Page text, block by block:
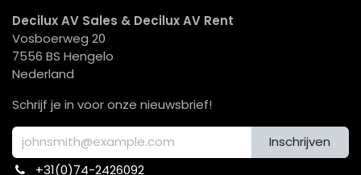
Decilux AV Sales & Decilux AV Rent
Vosboerweg 20
7556 BS Hengelo
Nederland
Schrijf je in voor onze nieuwsbrief!
Inschrijven
+31(0)74-2426092​